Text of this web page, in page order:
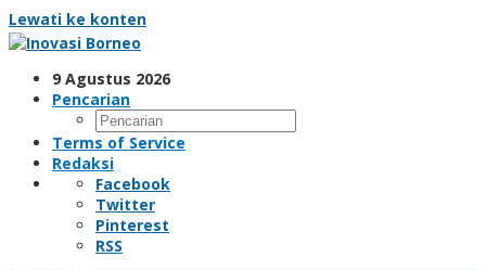
Lewati ke konten
9 Agustus 2026
Pencarian
Terms of Service
Redaksi
Facebook
Twitter
Pinterest
RSS